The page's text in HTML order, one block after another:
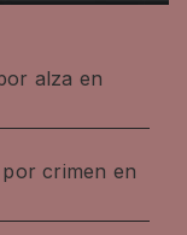
alza en
crimen en